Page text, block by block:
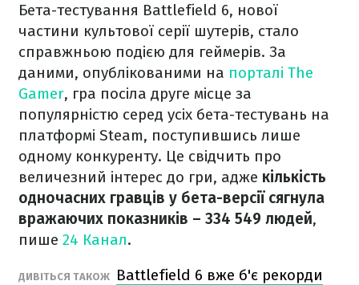
Бета-тестування Battlefield 6, нової
частини культової серії шутерів, стало
справжньою подією для геймерів. За
даними, опублікованими на порталі The
Gamer, гра посіла друге місце за
популярністю серед усіх бета-тестувань на
платформі Steam, поступившись лише
одному конкуренту. Це свідчить про
величезний інтерес до гри, адже кількість
одночасних гравців у бета-версії сягнула
вражаючих показників – 334 549 людей,
пише 24 Канал.
ДИВІТЬСЯ ТАКОЖ
Battlefield 6 вже б'є рекорди